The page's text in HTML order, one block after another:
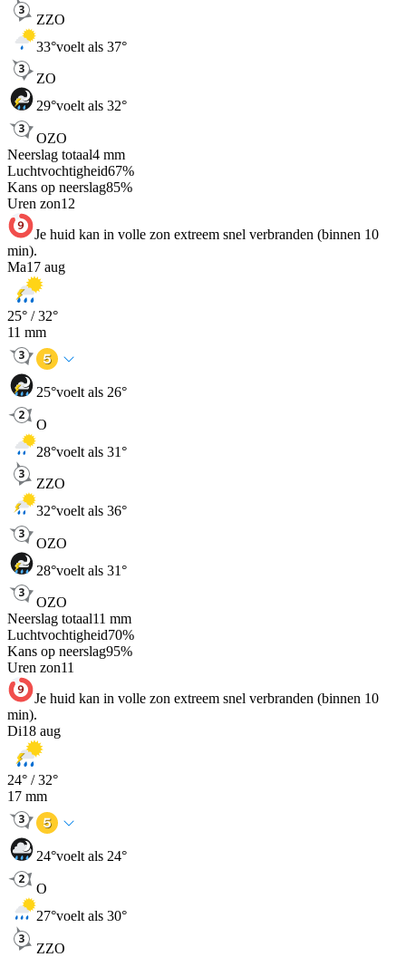
ZZO
33°voelt als 37°
ZO
29°voelt als 32°
OZO
Neerslag totaal4 mm
Luchtvochtigheid67%
Kans op neerslag85%
Uren zon12
Je huid kan in volle zon extreem snel verbranden (binnen 10
min).
Ma17 aug
25° /32°
11 mm
25°voelt als 26°
O
28°voelt als 31°
ZZO
32°voelt als 36°
OZO
28°voelt als 31°
OZO
Neerslag totaal11 mm
Luchtvochtigheid70%
Kans op neerslag95%
Uren zon11
Je huid kan in volle zon extreem snel verbranden (binnen 10
min).
Di18 aug
24° /32°
17 mm
24°voelt als 24°
O
27°voelt als 30°
ZZO